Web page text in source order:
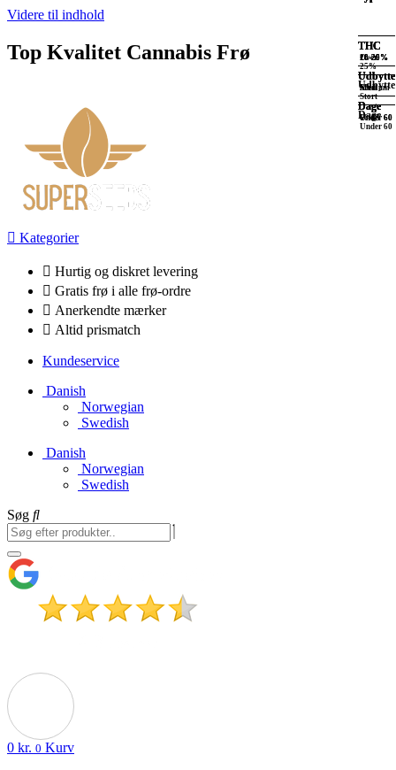
Videre til indhold
Top Kvalitet Cannabis Frø
Kategorier
Hurtig og diskret levering
Gratis frø i alle frø-ordre
Anerkendte mærker
Altid prismatch
Kundeservice
Danish
Norwegian
Swedish
Danish
Norwegian
Swedish
Søg
0 kr. 0 Kurv
THC
Over
25%
Udbytte
Stort
Dage
Under 60
THC
10-20%
Udbytte
Medium
Dage
Under 60
THC
20-25%
Udbytte
XXL
Dage
Under 60
THC
10-20%
Udbytte
Stort
Dage
60-65